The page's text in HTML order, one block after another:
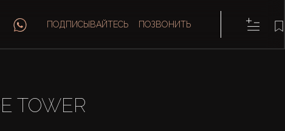
ПОДПИСЫВАЙТЕСЬ ПОЗВОНИТЬ
TOWER